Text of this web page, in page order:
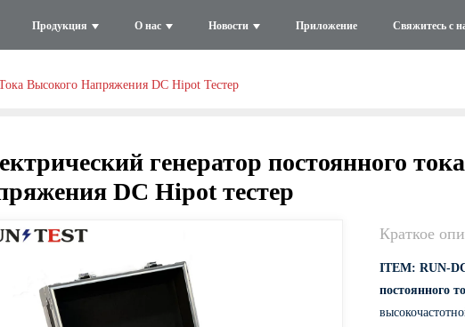
Продукция О нас Новости Приложение Свяжитесь с
Высокого Напряжения DC Hipot Тестер
генератор постоянного
DC Hipot тестер
Краткое
ITEM: RUN-
постоянного